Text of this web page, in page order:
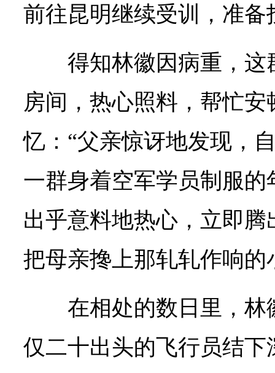
前往昆明继续受训，准备
得知林徽因病重，
房间，热心照料，帮忙安
忆：“父亲惊讶地发现，
一群身着空军学员制服
出乎意料地热心，立即
把母亲搀上那轧轧作响的
在相处的数日里，
仅二十出头的飞行员结